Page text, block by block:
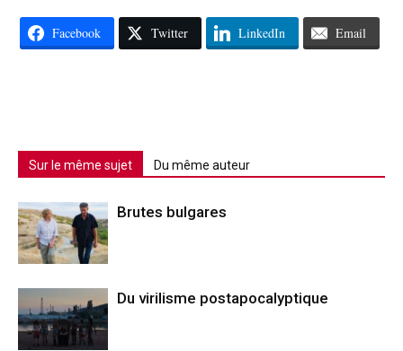
Facebook Twitter LinkedIn Email
Sur le même sujet Du même auteur
Brutes bulgares
Du virilisme postapocalyptique